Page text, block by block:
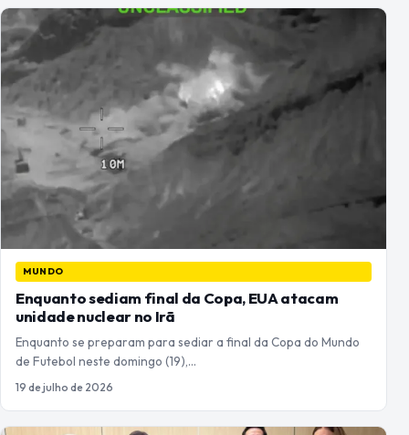
MUNDO
Enquanto sediam final da Copa, EUA atacam
unidade nuclear no Irã
Enquanto se preparam para sediar a final da Copa do Mundo
de Futebol neste domingo (19),…
19 de julho de 2026